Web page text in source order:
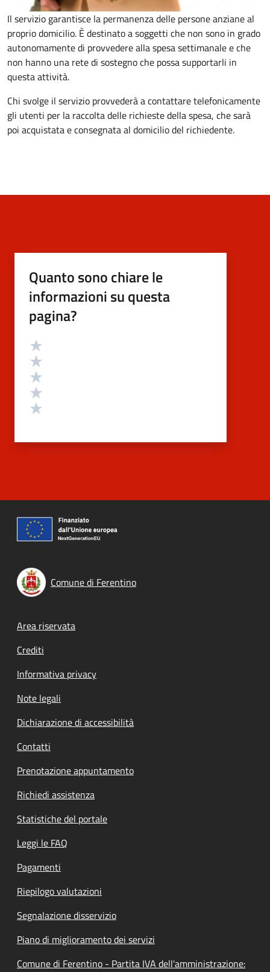
Il servizio garantisce la permanenza delle persone anziane al
proprio domicilio. È destinato a soggetti che non sono in grado
autonomamente di provvedere alla spesa settimanale e che
non hanno una rete di sostegno che possa supportarli in
questa attività.
Chi svolge il servizio provvederà a contattare telefonicamente
gli utenti per la raccolta delle richieste della spesa, che sarà
poi acquistata e consegnata al domicilio del richiedente.
Quanto sono chiare le
informazioni su questa
pagina?
Valutazione
Comune di Ferentino
Footer menu
Area riservata
Crediti
Informativa privacy
Note legali
Dichiarazione di accessibilità
Contatti
Prenotazione appuntamento
Richiedi assistenza
Statistiche del portale
Leggi le FAQ
Pagamenti
Riepilogo valutazioni
Segnalazione disservizio
Piano di miglioramento dei servizi
Comune di Ferentino - Partita IVA dell'amministrazione: